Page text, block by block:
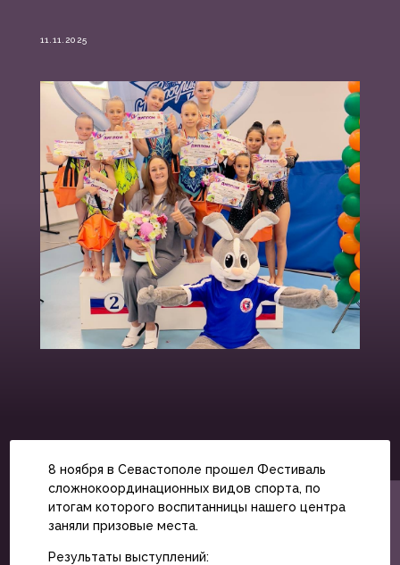
11.11.2025
8 ноября в Севастополе прошел Фестиваль
сложнокоординационных видов спорта, по
итогам которого воспитанницы нашего центра
заняли призовые места.
Результаты выступлений: